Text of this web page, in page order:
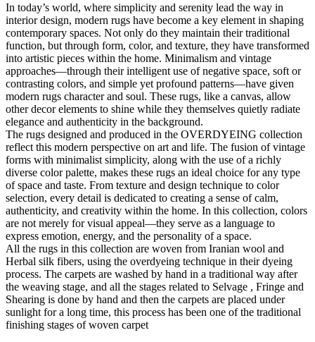
In today’s world, where simplicity and serenity lead the way in
interior design, modern rugs have become a key element in shaping
contemporary spaces. Not only do they maintain their traditional
function, but through form, color, and texture, they have transformed
into artistic pieces within the home. Minimalism and vintage
approaches—through their intelligent use of negative space, soft or
contrasting colors, and simple yet profound patterns—have given
modern rugs character and soul. These rugs, like a canvas, allow
other decor elements to shine while they themselves quietly radiate
elegance and authenticity in the background.
The rugs designed and produced in the OVERDYEING collection
reflect this modern perspective on art and life. The fusion of vintage
forms with minimalist simplicity, along with the use of a richly
diverse color palette, makes these rugs an ideal choice for any type
of space and taste. From texture and design technique to color
selection, every detail is dedicated to creating a sense of calm,
authenticity, and creativity within the home. In this collection, colors
are not merely for visual appeal—they serve as a language to
express emotion, energy, and the personality of a space.
All the rugs in this collection are woven from Iranian wool and
Herbal silk fibers, using the overdyeing technique in their dyeing
process. The carpets are washed by hand in a traditional way after
the weaving stage, and all the stages related to Selvage , Fringe and
Shearing is done by hand and then the carpets are placed under
sunlight for a long time, this process has been one of the traditional
finishing stages of woven carpet